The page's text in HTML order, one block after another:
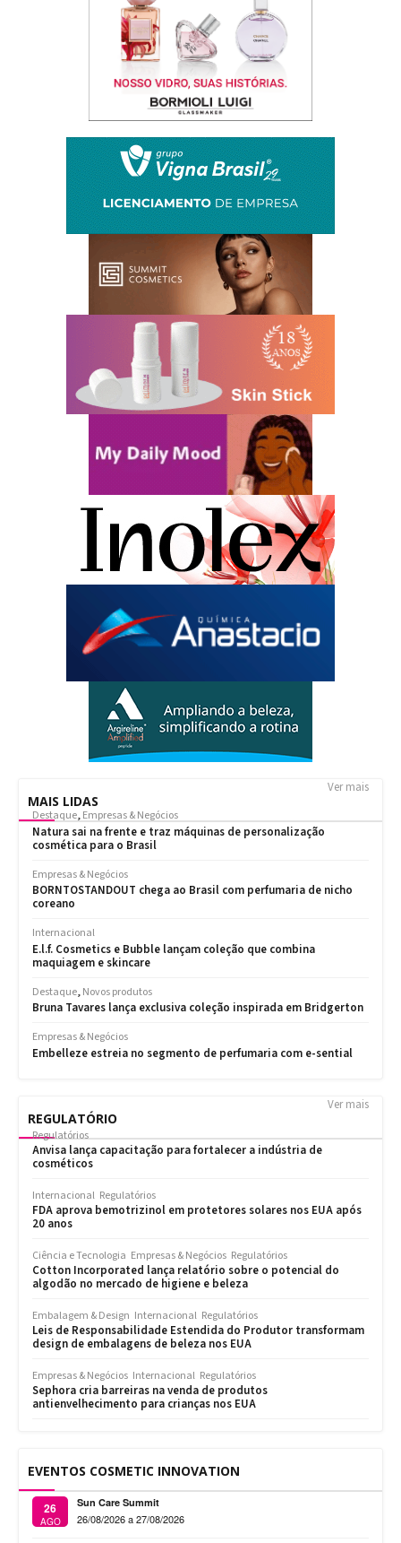
MAIS LIDAS
Ver mais
REGULATÓRIO
Ver mais
Regulatórios
Anvisa lança capacitação para fortalecer a indústria de
cosméticos
Internacional Regulatórios
FDA aprova bemotrizinol em protetores solares nos EUA após
20 anos
Ciência e Tecnologia Empresas & Negócios Regulatórios
Cotton Incorporated lança relatório sobre o potencial do
algodão no mercado de higiene e beleza
Embalagem & Design Internacional Regulatórios
Leis de Responsabilidade Estendida do Produtor transformam
design de embalagens de beleza nos EUA
Empresas & Negócios Internacional Regulatórios
Sephora cria barreiras na venda de produtos
antienvelhecimento para crianças nos EUA
EVENTOS COSMETIC INNOVATION
26
AGO
Sun Care Summit
26/08/2026 a 27/08/2026